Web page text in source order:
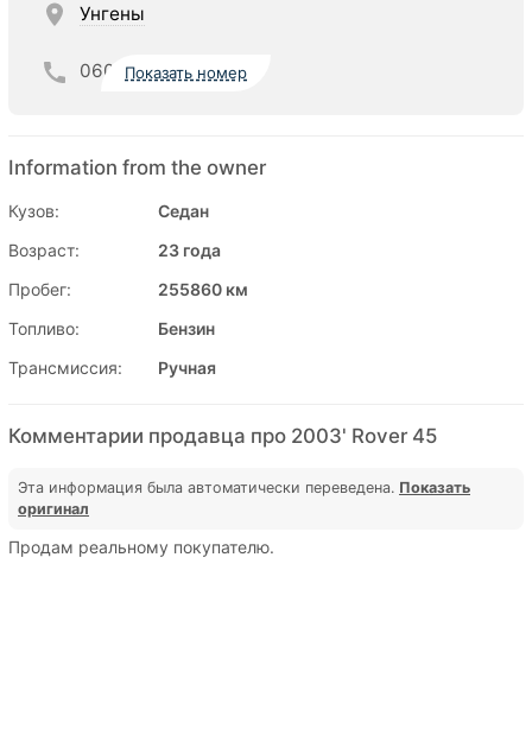
Унгены
060 Показать номер
Information from the owner
Кузов:
Седан
Возраст:
23 года
Пробег:
255860 км
Топливо:
Бензин
Трансмиссия:
Ручная
Комментарии продавца про 2003' Rover 45
Эта информация была автоматически переведена. Показать
оригинал
Продам реальному покупателю.